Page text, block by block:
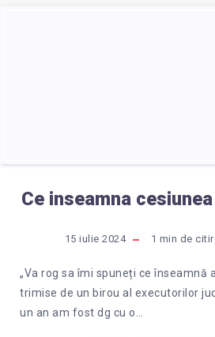
Ce inseamna
15 iulie 2024 1 min de
„Va rog sa îmi spuneți ce înseamnă
trimise de un birou al executorilor
un an am fost dg cu o…